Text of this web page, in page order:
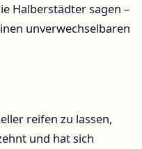
Halberstädter sagen –
unverwechselbaren
reifen zu lassen,
und hat sich